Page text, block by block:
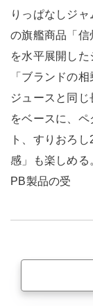
りっぱなしジ
の旗艦商品「
を水平展開した
「ブランドの
ジュースと同
をベースに、
ト、すりおろ
感」も楽しめる
PB製品の受